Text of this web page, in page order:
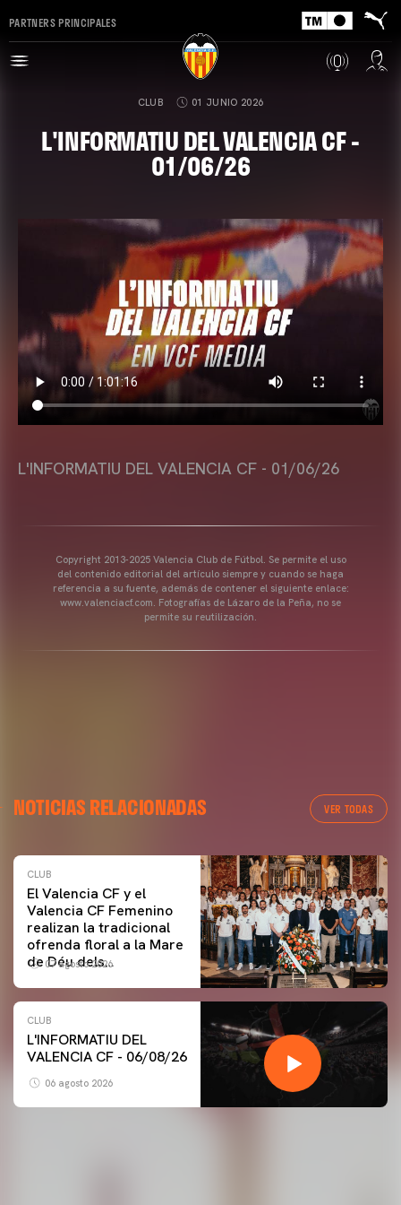
PARTNERS PRINCIPALES
CLUB 01 JUNIO 2026
L'INFORMATIU DEL VALENCIA CF -
01/06/26
L'INFORMATIU DEL VALENCIA CF - 01/06/26
Copyright 2013-2025 Valencia Club de Fútbol. Se permite el uso
del contenido editorial del artículo siempre y cuando se haga
referencia a su fuente, además de contener el siguiente enlace:
www.valenciacf.com. Fotografías de Lázaro de la Peña, no se
permite su reutilización.
NOTICIAS RELACIONADAS VER TODAS
CLUB
El Valencia CF y el
Valencia CF Femenino
realizan la tradicional
ofrenda floral a la Mare
de Déu dels
07 agosto 2026
CLUB
L'INFORMATIU DEL
VALENCIA CF - 06/08/26
06 agosto 2026